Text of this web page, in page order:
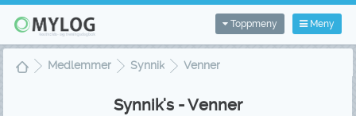
Meny
Toppmeny
Medlemmer Synnik Venner
Synnik's - Venner